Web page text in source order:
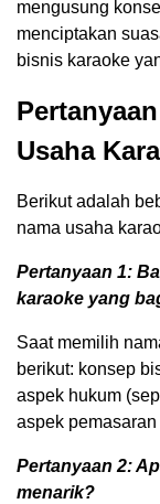
mengusung
menciptakan
bisnis karaoke
Usaha
Berikut adalah
nama usaha
Pertanyaan 1:
karaoke yang
Saat memilih
berikut: konsep
aspek hukum
aspek
Pertanyaan 2:
menarik?